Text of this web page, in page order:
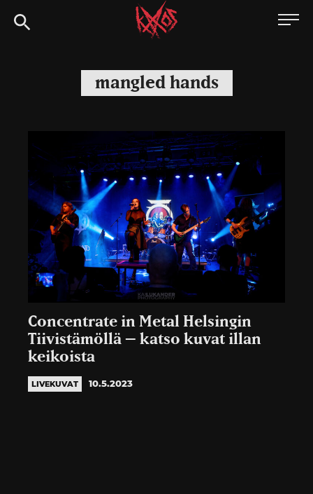
Siirry
suoraan
Kaaoszine
mangled hands
Concentrate in Metal Helsingin
Tiivistämöllä – katso kuvat illan
keikoista
LIVEKUVAT 10.5.2023